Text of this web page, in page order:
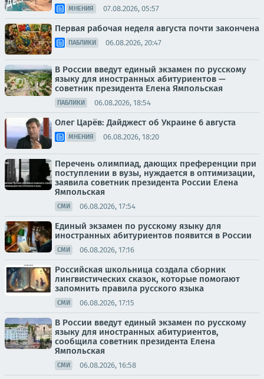
МНЕНИЯ 07.08.2026, 05:57
Первая рабочая неделя августа почти закончена
ПАБЛИКИ 06.08.2026, 20:47
В России введут единый экзамен по русскому
языку для иностранных абитуриентов —
советник президента Елена Ямпольская
ПАБЛИКИ 06.08.2026, 18:54
Олег Царёв: Дайджест об Украине 6 августа
МНЕНИЯ 06.08.2026, 18:20
Перечень олимпиад, дающих преференции при
поступлении в вузы, нуждается в оптимизации,
заявила советник президента России Елена
Ямпольская
СМИ 06.08.2026, 17:54
Единый экзамен по русскому языку для
иностранных абитуриентов появится в России
СМИ 06.08.2026, 17:16
Российская школьница создала сборник
лингвистических сказок, которые помогают
запомнить правила русского языка
СМИ 06.08.2026, 17:15
В России введут единый экзамен по русскому
языку для иностранных абитуриентов,
сообщила советник президента Елена
Ямпольская
СМИ 06.08.2026, 16:58